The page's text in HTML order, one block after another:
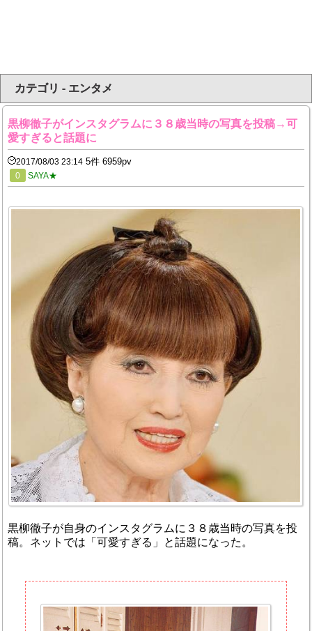
カテゴリ - エンタメ
黒柳徹子がインスタグラムに３８歳当時の写真を投稿→可
愛すぎると話題に
2017/08/03 23:14 5件 6959pv
0 SAYA★
黒柳徹子が自身のインスタグラムに３８歳当時の写真を投
稿。ネットでは「可愛すぎる」と話題になった。